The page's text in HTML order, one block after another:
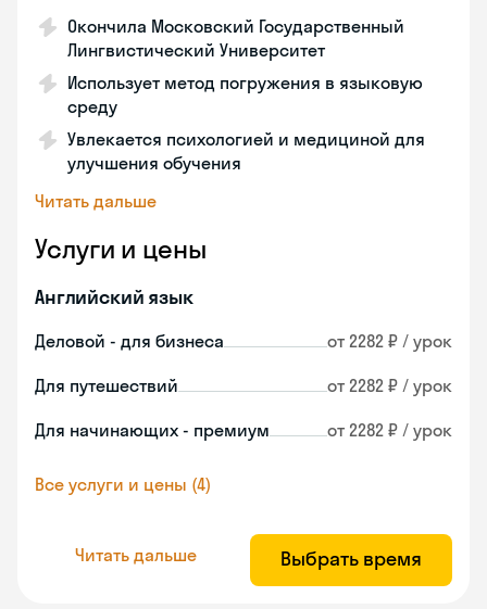
Окончила Московский Государственный
Лингвистический Университет
Использует метод погружения в языковую
среду
Увлекается психологией и медициной для
улучшения обучения
Читать дальше
Услуги и цены
Английский язык
Деловой - для бизнеса от 2282 ₽ / урок
Для путешествий от 2282 ₽ / урок
Для начинающих - премиум от 2282 ₽ / урок
Все услуги и цены (4)
Читать дальше Выбрать время